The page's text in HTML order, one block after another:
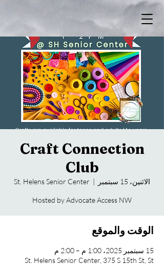
Craft Connection
Club
الاثنين، 15 سبتمبر
  |
St. Helens Senior Center
Hosted by Advocate Access NW
الوقت والموقع
15 سبتمبر 2025، 1:00 م – 2:00 م
St. Helens Senior Center, 375 S 15th St, St